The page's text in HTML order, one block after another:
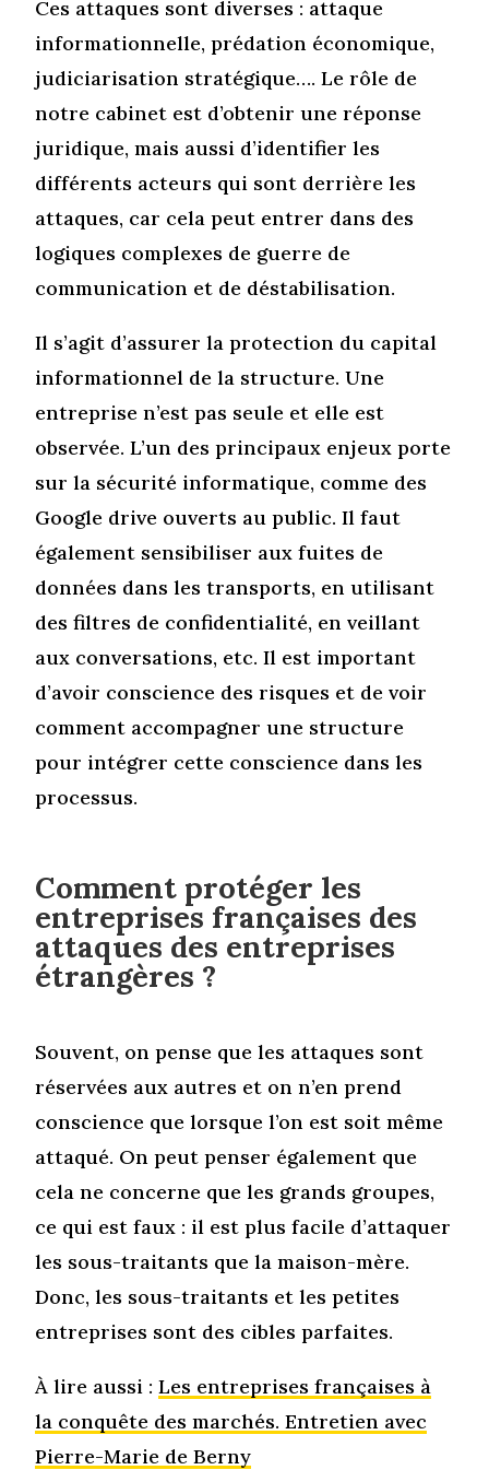
Ces attaques sont diverses : attaque
informationnelle, prédation économique,
judiciarisation stratégique…. Le rôle de
notre cabinet est d’obtenir une réponse
juridique, mais aussi d’identifier les
différents acteurs qui sont derrière les
attaques, car cela peut entrer dans des
logiques complexes de guerre de
communication et de déstabilisation.
Il s’agit d’assurer la protection du capital
informationnel de la structure. Une
entreprise n’est pas seule et elle est
observée. L’un des principaux enjeux porte
sur la sécurité informatique, comme des
Google drive ouverts au public. Il faut
également sensibiliser aux fuites de
données dans les transports, en utilisant
des filtres de confidentialité, en veillant
aux conversations, etc. Il est important
d’avoir conscience des risques et de voir
comment accompagner une structure
pour intégrer cette conscience dans les
processus.
Comment protéger les
entreprises françaises des
attaques des entreprises
étrangères ?
Souvent, on pense que les attaques sont
réservées aux autres et on n’en prend
conscience que lorsque l’on est soit même
attaqué. On peut penser également que
cela ne concerne que les grands groupes,
ce qui est faux : il est plus facile d’attaquer
les sous-traitants que la maison-mère.
Donc, les sous-traitants et les petites
entreprises sont des cibles parfaites.
À lire aussi :Les entreprises françaises à
la conquête des marchés. Entretien avec
Pierre-Marie de Berny